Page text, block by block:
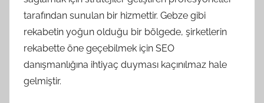
tarafından sunulan bir hizmettir. Gebze gibi
rekabetin yoğun olduğu bir bölgede, şirketlerin
rekabette öne geçebilmek için SEO
danışmanlığına ihtiyaç duyması kaçınılmaz hale
gelmiştir.